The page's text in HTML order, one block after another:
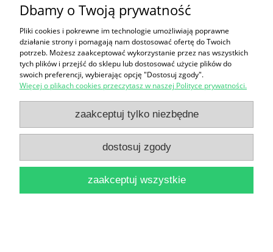
Adam / David Bolt
14,90 zł
do koszyka
Sons and Lovers / D. H. Lawrence
Dbamy o Twoją prywatność
Pliki cookies i pokrewne im technologie umożliwiają poprawne
działanie strony i pomagają nam dostosować ofertę do Twoich
potrzeb. Możesz zaakceptować wykorzystanie przez nas wszystkich
tych plików i przejść do sklepu lub dostosować użycie plików do
swoich preferencji, wybierając opcję "Dostosuj zgody".
Więcej o plikach cookies przeczytasz w naszej Polityce prywatności.
zaakceptuj tylko niezbędne
dostosuj zgody
zaakceptuj wszystkie